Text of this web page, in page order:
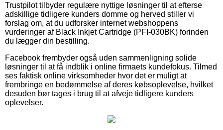
Trustpilot tilbyder regulære nyttige løsninger til at efterse
adskillige tidligere kunders domme og herved stiller vi
forslag om, at du udforsker internet webshoppens
vurderinger af Black Inkjet Cartridge (PFI-030BK) forinden
du lægger din bestilling.
Facebook frembyder også uden sammenligning solide
løsninger til at få indblik i online firmaets kundefokus. Tilmed
ses faktisk online virksomheder hvor det er muligt at
frembringe en bedømmelse af deres købsoplevelse, hvilket
desuden bør tages i brug til at afveje tidligere kunders
oplevelser.